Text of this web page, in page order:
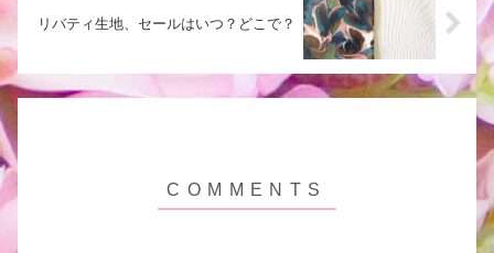
リバティ生地、セールはいつ？どこで？